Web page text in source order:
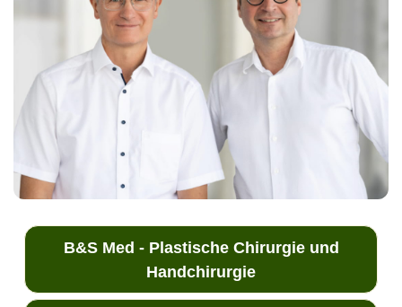
B&S Med - Plastische Chirurgie und
Handchirurgie